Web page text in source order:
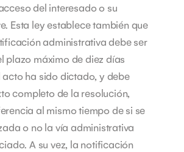
del interesado o su
Esta ley establece también que
administrativa debe ser
plazo máximo de diez días
acto ha sido dictado, y debe
completo de la resolución,
al mismo tiempo de si se
o no la vía administrativa
A su vez, la notificación